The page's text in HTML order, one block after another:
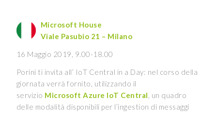
Microsoft House
Viale Pasubio 21 – Milano
16 Maggio 2019, 9.00-18.00
Porini ti invita all’ IoT Central in a Day: nel corso della
giornata verrà fornito, utilizzando il
servizio Microsoft Azure IoT Central, un quadro
delle modalità disponibili per l’ingestion di messaggi